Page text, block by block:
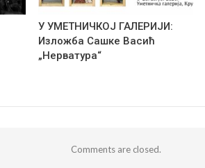
У УМЕТНИЧКОЈ ГАЛЕРИЈИ:
Изложба Сашке Васић
„Нерватура“
Comments are closed.